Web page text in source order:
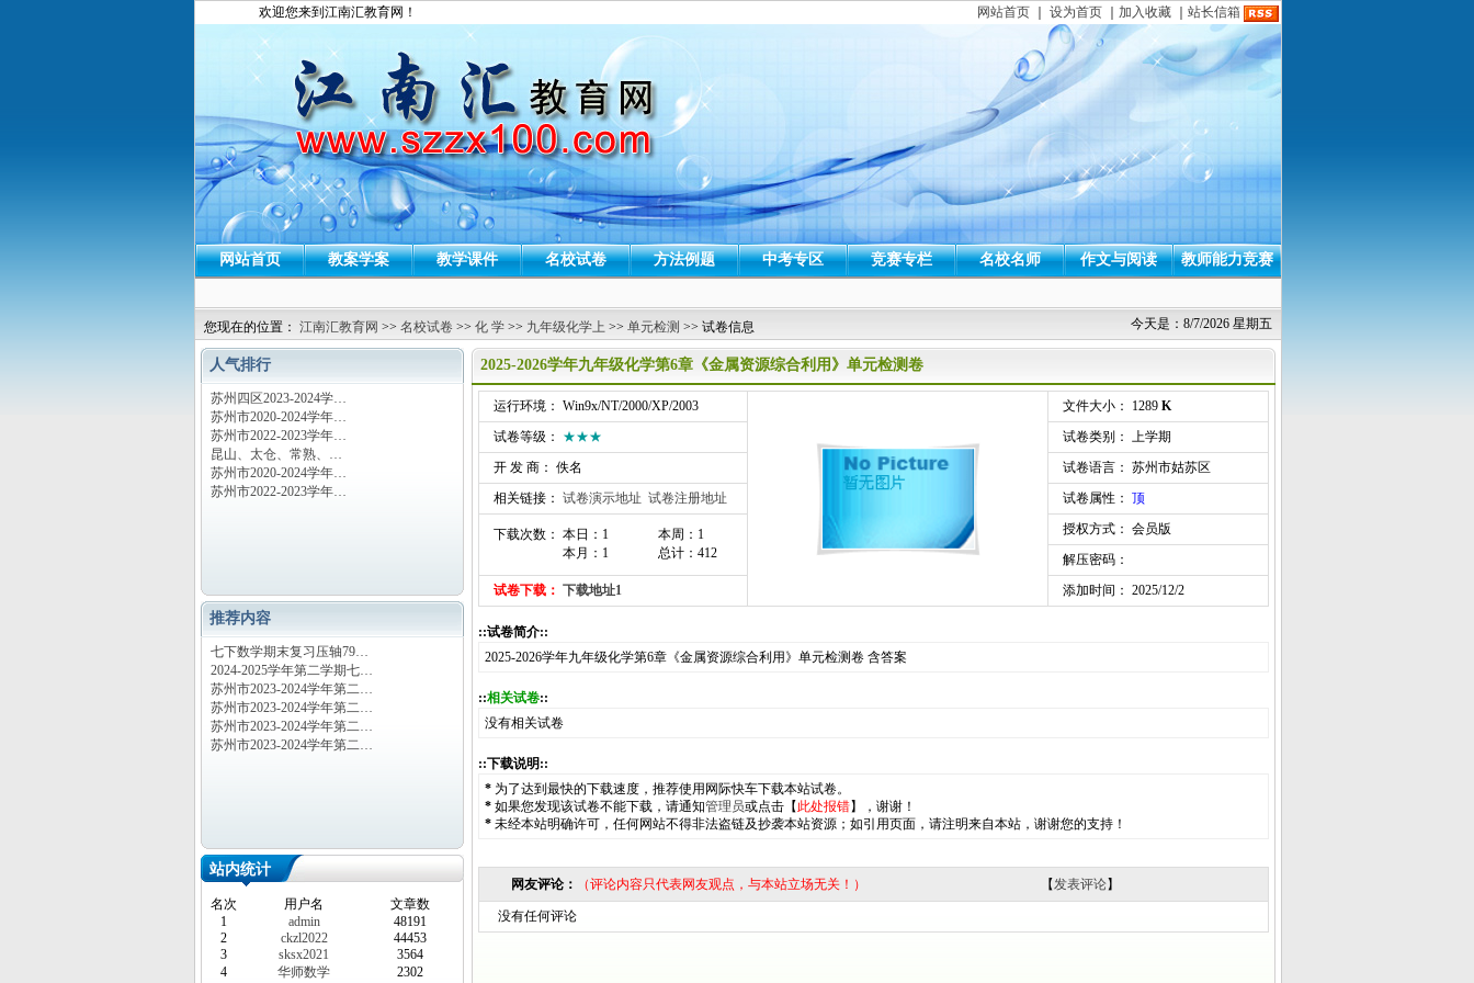
欢迎您来到江南汇教育网！ 网站首页 设为首页 加入收藏 站长信箱
网站首页 教案学案 教学课件 名校试卷 方法例题 中考专区 竞赛专栏 名校名师 作文与阅读 教师能力竞赛
今天是：8/7/2026 星期五
您现在的位置： 江南汇教育网 >> 名校试卷 >> 化 学 >> 九年级化学上 >> 单元检测 >> 试卷信息
人气排行
苏州四区2023-2024学…
苏州市2020-2024学年…
苏州市2022-2023学年…
昆山、太仓、常熟、…
苏州市2020-2024学年…
苏州市2022-2023学年…
推荐内容
七下数学期末复习压轴79…
2024-2025学年第二学期七…
苏州市2023-2024学年第二…
苏州市2023-2024学年第二…
苏州市2023-2024学年第二…
苏州市2023-2024学年第二…
站内统计
名次 用户名
文章数
1
admin
48191
2
ckzl2022
44453
3
sksx2021
3564
4
华师数学
2302
2025-2026学年九年级化学第6章《金属资源综合利用》单元检测卷
运行环境： Win9x/NT/2000/XP/2003 文件大小： 1289 K
试卷等级： ★★★
试卷类别： 上学期
开 发 商： 佚名
试卷语言： 苏州市姑苏区
相关链接： 试卷演示地址 试卷注册地址 试卷属性： 顶
下载次数： 本日：1
本月：1
本周：1
总计：412
授权方式： 会员版
解压密码：
试卷下载： 下载地址1 添加时间： 2025/12/2
::试卷简介::
2025-2026学年九年级化学第6章《金属资源综合利用》单元检测卷 含答案
::相关试卷::
没有相关试卷
::下载说明::
* 为了达到最快的下载速度，推荐使用网际快车下载本站试卷。
* 如果您发现该试卷不能下载，请通知管理员或点击【 此处报错】，谢谢！
* 未经本站明确许可，任何网站不得非法盗链及抄袭本站资源；如引用页面，请注明来自本站，谢谢您的支持！
网友评论： （评论内容只代表网友观点，与本站立场无关！） 【发表评论】
没有任何评论